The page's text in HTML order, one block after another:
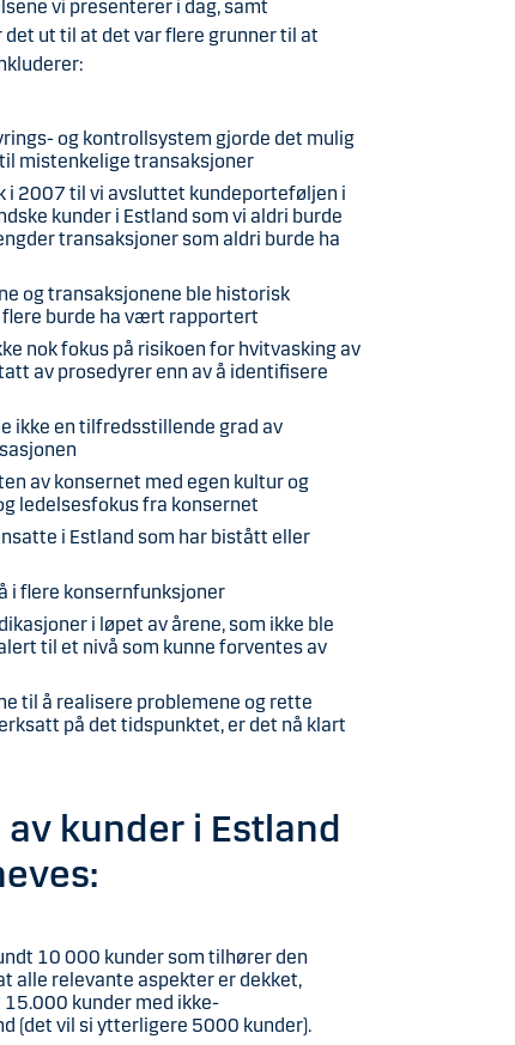
vi presenterer i dag, samt
ut til at det var flere grunner til at
og kontrollsystem gjorde det mulig
mistenkelige transaksjoner
i 2007 til vi avsluttet kundeporteføljen i
kunder i Estland som vi aldri burde
transaksjoner som aldri burde ha
og transaksjonene ble historisk
burde ha vært rapportert
nok fokus på risikoen for hvitvasking av
av prosedyrer enn av å identifisere
ikke en tilfredsstillende grad av
av konsernet med egen kultur og
ledelsesfokus fra konsernet
i Estland som har bistått eller
i flere konsernfunksjoner
i løpet av årene, som ikke ble
til et nivå som kunne forventes av
til å realisere problemene og rette
på det tidspunktet, er det nå klart
kunder i Estland
10 000 kunder som tilhører den
alle relevante aspekter er dekket,
kunder med ikke-
(det vil si ytterligere 5000 kunder).